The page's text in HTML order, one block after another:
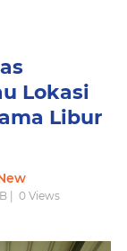
Lokasi
Libur
| 0Views